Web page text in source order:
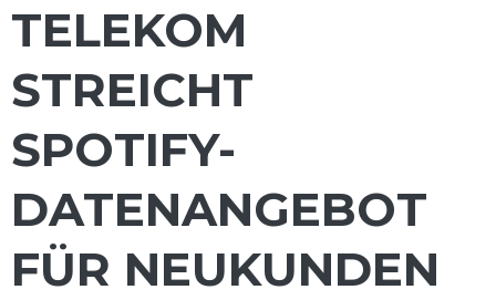
TELEKOM
STREICHT
SPOTIFY-
DATENANGEBOT
FÜR NEUKUNDEN